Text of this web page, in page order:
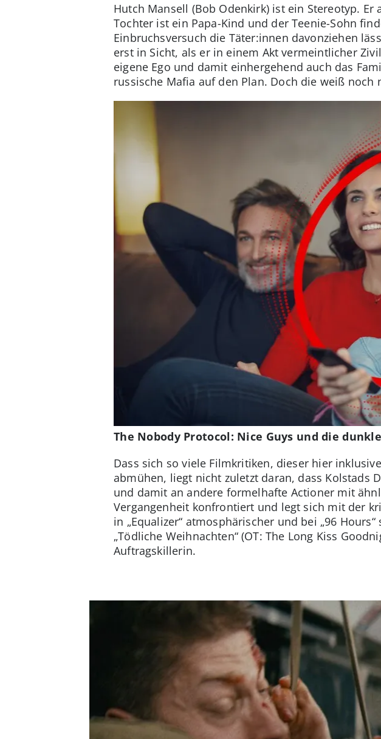
Hutch Mansell (Bob Odenkirk) ist ein Stereotyp.
Tochter ist ein Papa-Kind und der Teenie-Sohn
Einbruchsversuch die Täter:innen davonziehen
erst in Sicht, als er in einem Akt vermeintlicher
eigene Ego und damit einhergehend auch das
russische Mafia auf den Plan. Doch die weiß
The Nobody Protocol: Nice Guys und die
Dass sich so viele Filmkritiken, dieser hier
abmühen, liegt nicht zuletzt daran, dass Kolstads
und damit an andere formelhafte Actioner mit
Vergangenheit konfrontiert und legt sich mit der
in „Equalizer“ atmosphärischer und bei „96
„Tödliche Weihnachten“ (OT: The Long Kiss
Auftragskillerin.